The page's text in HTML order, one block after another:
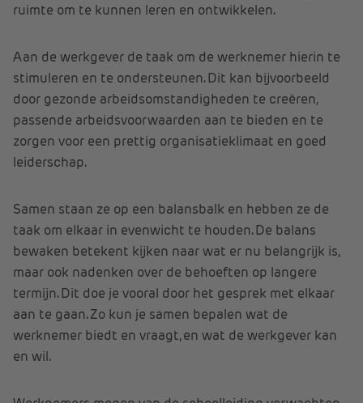
ruimte om te kunnen leren en ontwikkelen.
Aan de werkgever de taak om de werknemer hierin te
stimuleren en te ondersteunen. Dit kan bijvoorbeeld
door gezonde arbeidsomstandigheden te creëren,
passende arbeidsvoorwaarden aan te bieden en te
zorgen voor een prettig organisatieklimaat en goed
leiderschap.
Samen staan ze op een balansbalk en hebben ze de
taak om elkaar in evenwicht te houden. De balans
bewaken betekent kijken naar wat er nu belangrijk is,
maar ook nadenken over de behoeften op langere
termijn. Dit doe je vooral door het gesprek met elkaar
aan te gaan. Zo kun je samen bepalen wat de
werknemer biedt en vraagt, en wat de werkgever kan
en wil.